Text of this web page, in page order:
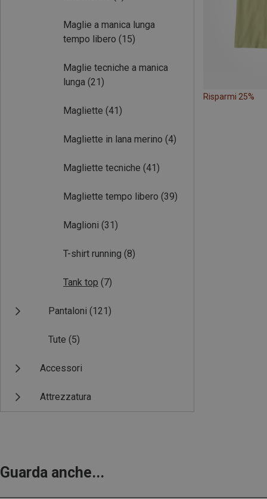
Maglie a manica lunga
tempo libero (15)
Maglie tecniche a manica
lunga (21)
Magliette (41)
Magliette in lana merino (4)
Magliette tecniche (41)
Magliette tempo libero (39)
Maglioni (31)
T-shirt running (8)
Tank top (7)
Pantaloni (121)
Tute (5)
Accessori
Attrezzatura
Risparmi 25%
Guarda anche...